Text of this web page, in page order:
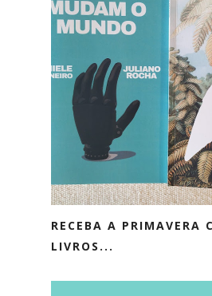
RECEBA A PRIMAVERA
LIVROS...